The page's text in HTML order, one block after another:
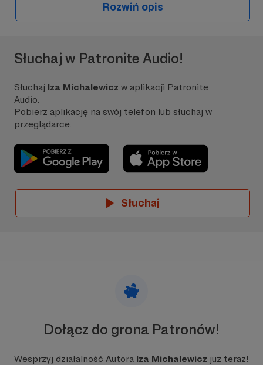
Rozwiń opis
Słuchaj w Patronite Audio!
Słuchaj Iza Michalewicz w aplikacji Patronite
Audio.
Pobierz aplikację na swój telefon lub słuchaj w
przeglądarce.
Słuchaj
Dołącz do grona Patronów!
Wesprzyj działalność Autora Iza Michalewicz już teraz!